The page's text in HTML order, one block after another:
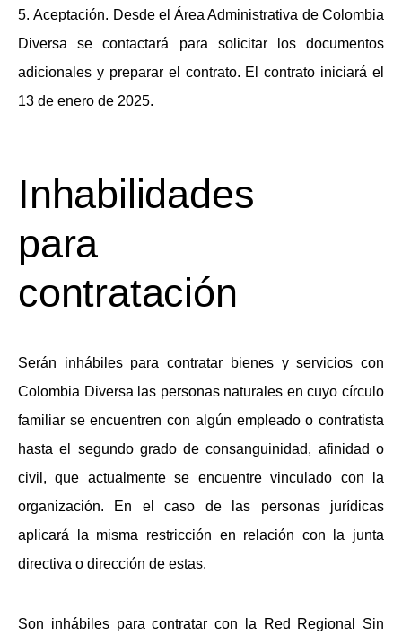
5.Aceptación. Desde el Área Administrativa de Colombia
Diversa se contactará para solicitar los documentos
adicionales y preparar el contrato. El contrato iniciará el
13 de enero de 2025.
Inhabilidades
para
contratación
Serán inhábiles para contratar bienes y servicios con
Colombia Diversa las personas naturales en cuyo círculo
familiar se encuentren con algún empleado o contratista
hasta el segundo grado de consanguinidad, afinidad o
civil, que actualmente se encuentre vinculado con la
organización. En el caso de las personas jurídicas
aplicará la misma restricción en relación con la junta
directiva o dirección de estas.
Son inhábiles para contratar con la Red Regional Sin